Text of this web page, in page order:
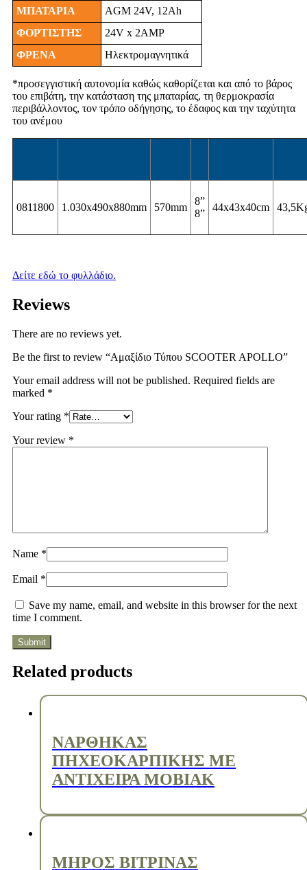
ΜΠΑΤΑΡΙΑ
AGM 24V, 12Ah
ΦΟΡΤΙΣΤΗΣ
24V x 2AMP
ΦΡΕΝΑ
Ηλεκτρομαγνητικά
*προσεγγιστική αυτονομία καθώς καθορίζεται και από το βάρος
του επιβάτη, την κατάσταση της μπαταρίας, τη θερμοκρασία
περιβάλλοντος, τον τρόπο οδήγησης, το έδαφος και την ταχύτητα
του ανέμου
0811800 1.030x490x880mm 570mm
8”
8”
44x43x40cm
Δείτε εδώ το φυλλάδιο.
Reviews
There are no reviews yet.
Be the first to review “Αμαξίδιο Τύπου SCOOTER APOLLO”
Your email address will not be published. Required fields are
marked *
Your rating *
Your review *
Name *
Email *
Save my name, email, and website in this browser for the next
time I comment.
Related products
ΝΑΡΘΗΚΑΣ
ΠΗΧΕΟΚΑΡΠΙΚΗΣ ΜΕ
ΑΝΤΙΧΕΙΡΑ MOBIAK
ΜΗΡΟΣ ΒΙΤΡΙΝΑΣ